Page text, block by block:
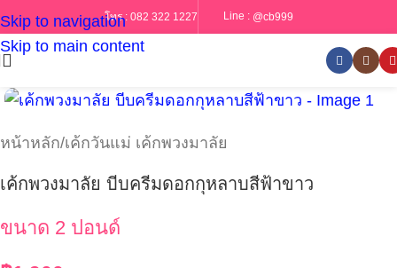
Skip to navigation
Skip to main content
โทร : 082 322 1227 Line : @cb999
หน้าหลัก/เค้กวันแม่ เค้กพวงมาลัย
เค้กพวงมาลัย บีบครีมดอกกุหลาบสีฟ้าขาว
ขนาด 2 ปอนด์